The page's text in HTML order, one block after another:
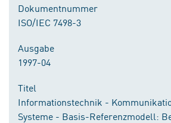
Dokumentnummer
ISO/IEC 7498-3
Ausgabe
1997-04
Titel
Informationstechnik -
Systeme - Basis-Referenzmodell: